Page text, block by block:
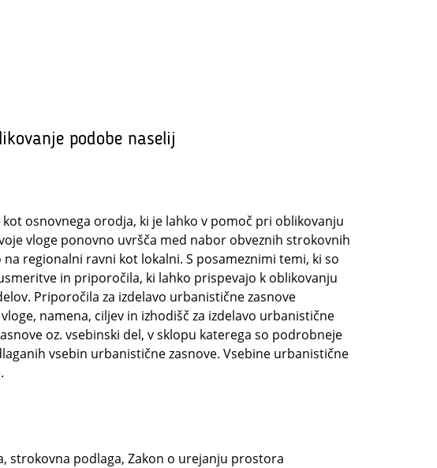
podobe naselij
osnovnega orodja, ki je lahko v pomoč pri oblikovanju
vloge ponovno uvršča med nabor obveznih strokovnih
regionalni ravni kot lokalni. S posameznimi temi, ki so
in priporočila, ki lahko prispevajo k oblikovanju
Priporočila za izdelavo urbanistične zasnove
namena, ciljev in izhodišč za izdelavo urbanistične
oz. vsebinski del, v sklopu katerega so podrobneje
vsebin urbanistične zasnove. Vsebine urbanistične
strokovna podlaga, Zakon o urejanju prostora